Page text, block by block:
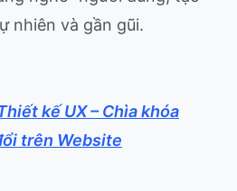
nhiên và gần gũi.
kế UX – Chìa khóa
trên Website